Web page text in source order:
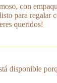
con
para regalar
queridos!
disponible